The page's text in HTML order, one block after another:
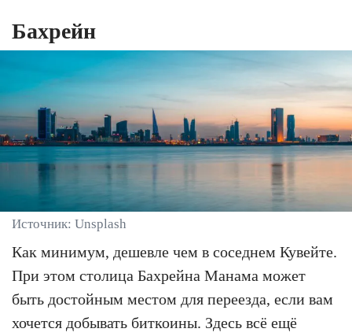
Бахрейн
Источник: Unsplash
Как минимум, дешевле чем в соседнем Кувейте.
При этом столица Бахрейна Манама может
быть достойным местом для переезда, если вам
хочется добывать биткоины. Здесь всё ещё